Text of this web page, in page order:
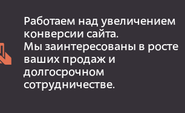
Работаем над увеличением
конверсии сайта.
Мы заинтересованы в росте
ваших продаж и
долгосрочном
сотрудничестве.